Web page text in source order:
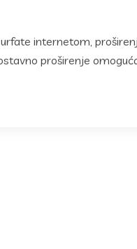
internetom,
proširenje